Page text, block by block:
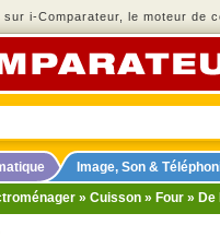
sur i-Comparateur, le moteur de
Image, Son &
» Cuisson » Four » De